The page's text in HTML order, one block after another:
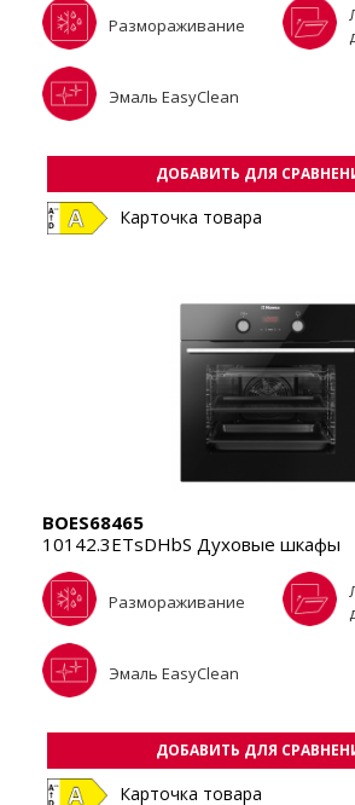
Размораживание
Эмаль EasyClean
ДОБАВИТЬ ДЛЯ
Карточка товара
BOES68465
10142.3ETsDHbS Духовые шкафы
Размораживание
Эмаль EasyClean
ДОБАВИТЬ ДЛЯ
Карточка товара